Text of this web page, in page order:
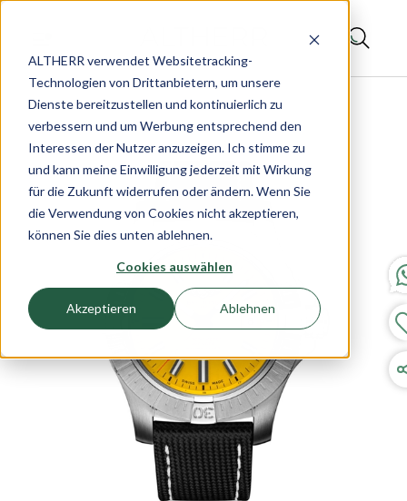
ALTHERR verwendet Websitetracking-
Technologien von Drittanbietern, um unsere
Dienste bereitzustellen und kontinuierlich zu
verbessern und um Werbung entsprechend den
Interessen der Nutzer anzuzeigen. Ich stimme zu
und kann meine Einwilligung jederzeit mit Wirkung
für die Zukunft widerrufen oder ändern. Wenn Sie
die Verwendung von Cookies nicht akzeptieren,
können Sie dies unten ablehnen.
Cookies auswählen
Akzeptieren Ablehnen